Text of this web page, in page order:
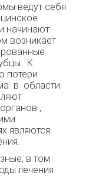
ведут себя
начинают
возникает
К
потери
в области
,
являются
в том
лечения